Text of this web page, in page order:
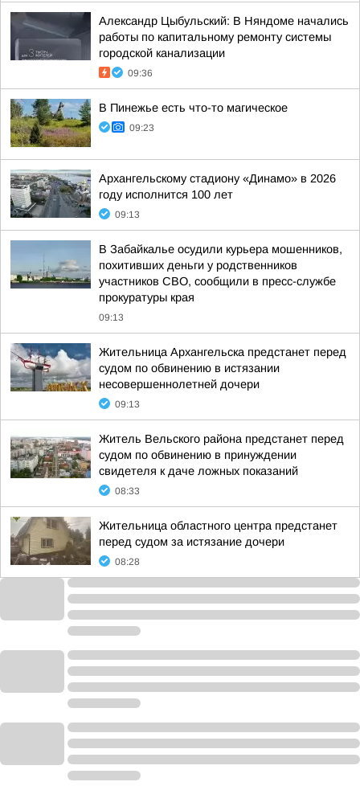
Александр Цыбульский: В Няндоме начались
работы по капитальному ремонту системы
городской канализации
09:36
В Пинежье есть что-то магическое
09:23
Архангельскому стадиону «Динамо» в 2026
году исполнится 100 лет
09:13
В Забайкалье осудили курьера мошенников,
похитивших деньги у родственников
участников СВО, сообщили в пресс-службе
прокуратуры края
09:13
Жительница Архангельска предстанет перед
судом по обвинению в истязании
несовершеннолетней дочери
09:13
Житель Вельского района предстанет перед
судом по обвинению в принуждении
свидетеля к даче ложных показаний
08:33
Жительница областного центра предстанет
перед судом за истязание дочери
08:28